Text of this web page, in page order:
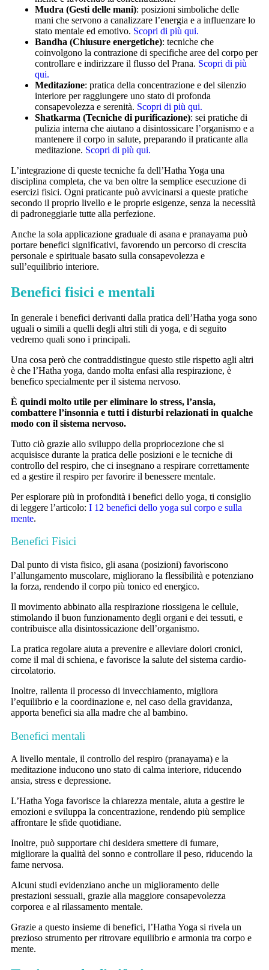
Mudra (Gesti delle mani): posizioni simboliche delle
mani che servono a canalizzare l’energia e a influenzare lo
stato mentale ed emotivo. Scopri di più qui.
Bandha (Chiusure energetiche): tecniche che
coinvolgono la contrazione di specifiche aree del corpo per
controllare e indirizzare il flusso del Prana. Scopri di più
qui.
Meditazione: pratica della concentrazione e del silenzio
interiore per raggiungere uno stato di profonda
consapevolezza e serenità. Scopri di più qui.
Shatkarma (Tecniche di purificazione): sei pratiche di
pulizia interna che aiutano a disintossicare l’organismo e a
mantenere il corpo in salute, preparando il praticante alla
meditazione. Scopri di più qui.
L’integrazione di queste tecniche fa dell’Hatha Yoga una
disciplina completa, che va ben oltre la semplice esecuzione di
esercizi fisici. Ogni praticante può avvicinarsi a queste pratiche
secondo il proprio livello e le proprie esigenze, senza la necessità
di padroneggiarle tutte alla perfezione.
Anche la sola applicazione graduale di asana e pranayama può
portare benefici significativi, favorendo un percorso di crescita
personale e spirituale basato sulla consapevolezza e
sull’equilibrio interiore.
Benefici fisici e mentali
In generale i benefici derivanti dalla pratica dell’Hatha yoga sono
uguali o simili a quelli degli altri stili di yoga, e di seguito
vedremo quali sono i principali.
Una cosa però che contraddistingue questo stile rispetto agli altri
è che l’Hatha yoga, dando molta enfasi alla respirazione, è
benefico specialmente per il sistema nervoso.
È quindi molto utile per eliminare lo stress, l’ansia,
combattere l’insonnia e tutti i disturbi relazionati in qualche
modo con il sistema nervoso.
Tutto ciò grazie allo sviluppo della propriocezione che si
acquisisce durante la pratica delle posizioni e le tecniche di
controllo del respiro, che ci insegnano a respirare correttamente
ed a gestire il respiro per favorire il benessere mentale.
Per esplorare più in profondità i benefici dello yoga, ti consiglio
di leggere l’articolo: I 12 benefici dello yoga sul corpo e sulla
mente.
Benefici Fisici
Dal punto di vista fisico, gli asana (posizioni) favoriscono
l’allungamento muscolare, migliorano la flessibilità e potenziano
la forza, rendendo il corpo più tonico ed energico.
Il movimento abbinato alla respirazione riossigena le cellule,
stimolando il buon funzionamento degli organi e dei tessuti, e
contribuisce alla disintossicazione dell’organismo.
La pratica regolare aiuta a prevenire e alleviare dolori cronici,
come il mal di schiena, e favorisce la salute del sistema cardio-
circolatorio.
Inoltre, rallenta il processo di invecchiamento, migliora
l’equilibrio e la coordinazione e, nel caso della gravidanza,
apporta benefici sia alla madre che al bambino.
Benefici mentali
A livello mentale, il controllo del respiro (pranayama) e la
meditazione inducono uno stato di calma interiore, riducendo
ansia, stress e depressione.
L’Hatha Yoga favorisce la chiarezza mentale, aiuta a gestire le
emozioni e sviluppa la concentrazione, rendendo più semplice
affrontare le sfide quotidiane.
Inoltre, può supportare chi desidera smettere di fumare,
migliorare la qualità del sonno e controllare il peso, riducendo la
fame nervosa.
Alcuni studi evidenziano anche un miglioramento delle
prestazioni sessuali, grazie alla maggiore consapevolezza
corporea e al rilassamento mentale.
Grazie a questo insieme di benefici, l’Hatha Yoga si rivela un
prezioso strumento per ritrovare equilibrio e armonia tra corpo e
mente.